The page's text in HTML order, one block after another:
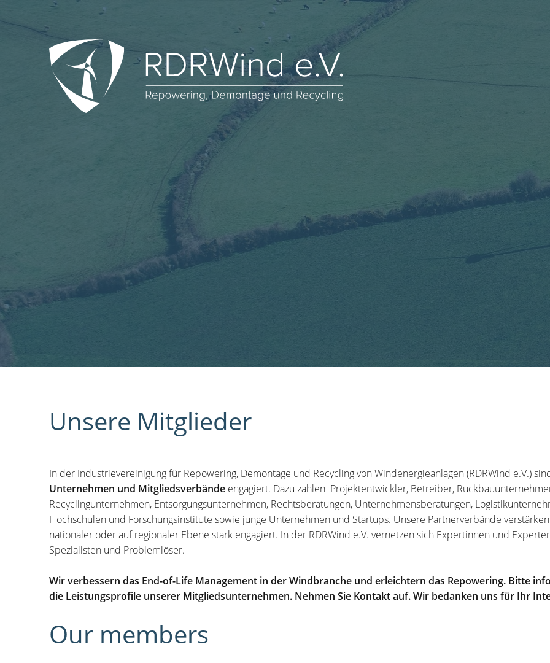
Unsere Mitglieder
In der Industrievereinigung für Repowering, Demontage und Recycling von Windenergieanlagen (RDRWind e.V.)
Unternehmen und Mitgliedsverbände engagiert. Dazu zählen Projektentwickler, Betreiber,
Recyclingunternehmen, Entsorgungsunternehmen, Rechtsberatungen, Unternehmensberatungen,
Hochschulen und Forschungsinstitute sowie junge Unternehmen und Startups. Unsere Partnerverbände
nationaler oder auf regionaler Ebene stark engagiert. In der RDRWind e.V. vernetzen sich Expertinnen und
Spezialisten und Problemlöser.
Wir verbessern das End-of-Life Management in der Windbranche und erleichtern das Repowering. Bitte
die Leistungsprofile unserer Mitgliedsunternehmen. Nehmen Sie Kontakt auf. Wir bedanken uns für Ihr
Our members